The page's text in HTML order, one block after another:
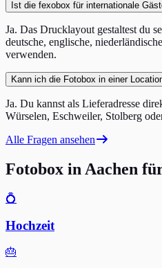
Ist die fexobox für internationale
Ja. Das Drucklayout gestaltest du
deutsche, englische,
verwenden.
Kann ich die Fotobox in einer
Ja. Du kannst als Lieferadresse
Würselen, Eschweiler, Stolberg
Alle Fragen ansehen
Fotobox in Aachen
💍
Hochzeit
🎂